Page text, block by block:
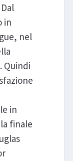
in
nel
Quindi
in
finale